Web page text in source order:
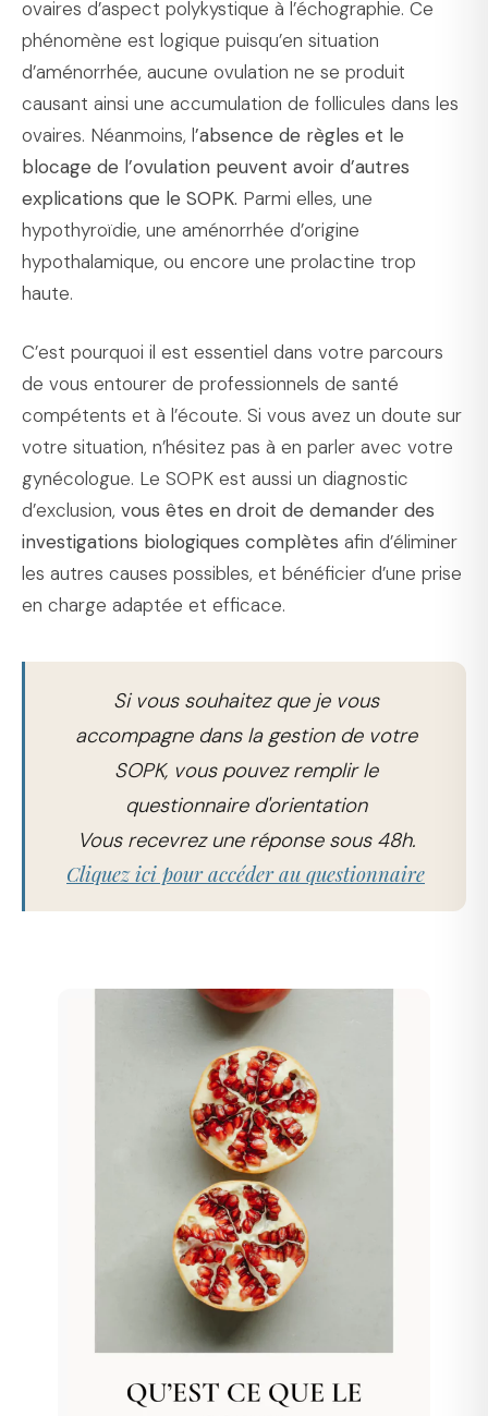
ovaires d’aspect polykystique à l’échographie. Ce
phénomène est logique puisqu’en situation
d’aménorrhée, aucune ovulation ne se produit
causant ainsi une accumulation de follicules dans les
ovaires. Néanmoins, l’absence de règles et le
blocage de l’ovulation peuvent avoir d’autres
explications que le SOPK. Parmi elles, une
hypothyroïdie, une aménorrhée d’origine
hypothalamique, ou encore une prolactine trop
haute.
C’est pourquoi il est essentiel dans votre parcours
de vous entourer de professionnels de santé
compétents et à l’écoute. Si vous avez un doute sur
votre situation, n’hésitez pas à en parler avec votre
gynécologue. Le SOPK est aussi un diagnostic
d’exclusion, vous êtes en droit de demander des
investigations biologiques complètes afin d’éliminer
les autres causes possibles, et bénéficier d’une prise
en charge adaptée et efficace.
Si vous souhaitez que je vous
accompagne dans la gestion de votre
SOPK, vous pouvez remplir le
questionnaire d'orientation
Vous recevrez une réponse sous 48h.
Cliquez ici pour accéder au questionnaire